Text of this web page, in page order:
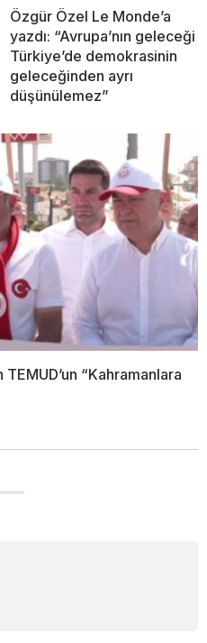
Özgür Özel Le Monde’a
yazdı: “Avrupa’nın geleceği
Türkiye’de demokrasinin
geleceğinden ayrı
düşünülemez”
“Kahramanlara